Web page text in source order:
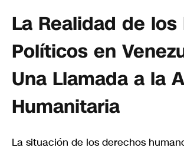
La Realidad de los
Políticos en
Una Llamada a la
Humanitaria
La situación de los derechos